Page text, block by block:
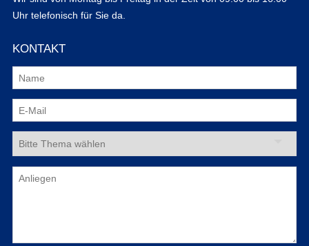
Uhr telefonisch für Sie da.
KONTAKT